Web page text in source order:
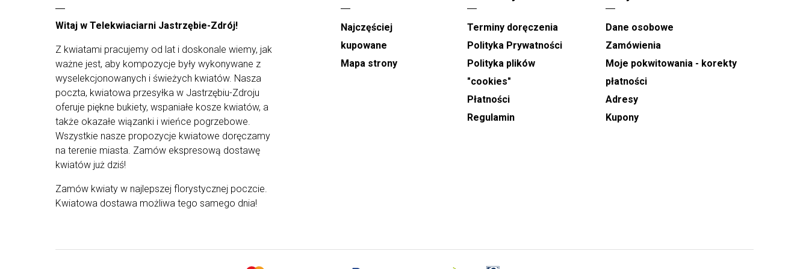
produktów na których pracujemy, a cały
najlepszych dostawców. Kompozycje od naszych
wyselekcjonowanych roślin, by wyjątkowe
kompozycje mogły trafi prosto do rąk waszych
najbliższych. Z uwagi na ograniczoną dostępność
kwiatów od dostawców i występowanie ich
różnych rodzajów - kompozycja może różnić się
od tej przedstawionej na zdjęciu.
realizowane są w godzinach od 9:00 do 21:00.
Podczas składania zamówienia można wskazać
konkretny dzień dostawy oraz wybrać orientacyjny,
dwugodzinny przedział czasowy, w którym kwiaty
Dzień Babci, Walentynki, Dzień
Witaj w Telekwiaciarni Jastrzębie-Zdrój!
Z kwiatami pracujemy od lat i doskonale wiemy, jak
ważne jest, aby kompozycje były wykonywane z
wyselekcjonowanych i świeżych kwiatów. Nasza
poczta, kwiatowa przesyłka w Jastrzębiu-Zdroju
oferuje piękne bukiety, wspaniałe kosze kwiatów, a
także okazałe wiązanki i wieńce pogrzebowe.
Wszystkie nasze propozycje kwiatowe doręczamy
na terenie miasta. Zamów ekspresową dostawę
kwiatów już dziś!
Zamów kwiaty w najlepszej florystycznej poczcie.
Kwiatowa dostawa możliwa tego samego dnia!
Najczęściej
kupowane
Mapa strony
Terminy doręczenia
Polityka Prywatności
Polityka plików
"cookies"
Płatności
Regulamin
Dane osobowe
Zamówienia
Moje pokwitowania - korekty
płatności
Adresy
Kupony